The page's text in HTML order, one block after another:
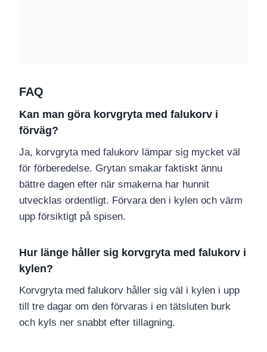
FAQ
Kan man göra korvgryta med falukorv i
förväg?
Ja, korvgryta med falukorv lämpar sig mycket väl
för förberedelse. Grytan smakar faktiskt ännu
bättre dagen efter när smakerna har hunnit
utvecklas ordentligt. Förvara den i kylen och värm
upp försiktigt på spisen.
Hur länge håller sig korvgryta med falukorv i
kylen?
Korvgryta med falukorv håller sig väl i kylen i upp
till tre dagar om den förvaras i en tätsluten burk
och kyls ner snabbt efter tillagning.